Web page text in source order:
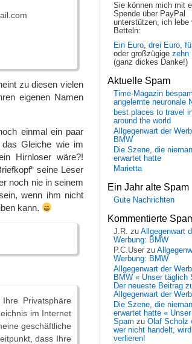
zu diesen vielen
eigenen Namen
einmal ein paar
Gleiche wie im
Hirnloser wäre?!
seine Leser
noch nie in seinem
wenn ihm nicht
kann.
Privatsphäre
im Internet
geschäftliche
dass Ihre
Sie können mich mit
Spende über PayPal
unterstützen, ich lebe
Betteln:
Ein Euro, drei Euro,
oder großzügige zehn
(ganz dickes Danke!)
Aktuelle Spam
Time-Magazin
angelernte neuronale
best places to travel
around the world
Allgegenwart der
BMW
Die Szene, die
erwartet hatte
Marietta
Ein Jahr alte Spam
Gute Nachrichten
Kommentierte
J.R. zu Allgegenwart
Werbung: BMW
P.C.User zu
Werbung: BMW
Allgegenwart der
BMW « Unser täglich
Der neueste Beitrag
Allgegenwart der
Die Szene, die
erwartet hatte «
Spam zu Olaf Scholz
wer nicht handelt, wird
verlieren!